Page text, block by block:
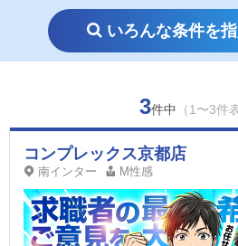
いろんな条件を
3件中 （1〜3件
コンプレックス京都店
南インター M性感